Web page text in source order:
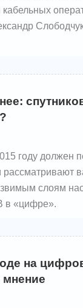
кабельных
году
рассматривают
слоям
в «цифре».
на
мнение